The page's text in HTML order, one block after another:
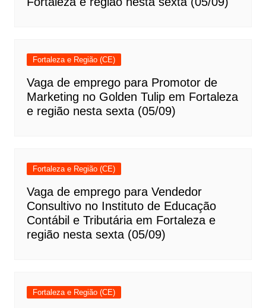
Fortaleza e Região (CE)
Vaga de emprego para Promotor de
Marketing no Golden Tulip em Fortaleza
e região nesta sexta (05/09)
Fortaleza e Região (CE)
Vaga de emprego para Vendedor
Consultivo no Instituto de Educação
Contábil e Tributária em Fortaleza e
região nesta sexta (05/09)
Fortaleza e Região (CE)